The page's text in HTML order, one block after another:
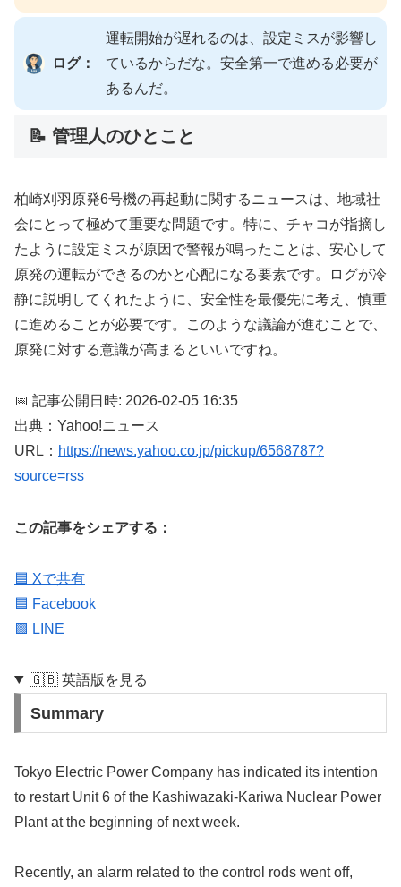
ログ：
運転開始が遅れるのは、設定ミスが影響し
ているからだな。安全第一で進める必要が
あるんだ。
📝 管理人のひとこと
柏崎刈羽原発6号機の再起動に関するニュースは、地域社
会にとって極めて重要な問題です。特に、チャコが指摘し
たように設定ミスが原因で警報が鳴ったことは、安心して
原発の運転ができるのかと心配になる要素です。ログが冷
静に説明してくれたように、安全性を最優先に考え、慎重
に進めることが必要です。このような議論が進むことで、
原発に対する意識が高まるといいですね。
📅 記事公開日時: 2026-02-05 16:35
出典：Yahoo!ニュース
URL： https://news.yahoo.co.jp/pickup/6568787?
source=rss
この記事をシェアする：
🟦 Xで共有
🟦 Facebook
🟩 LINE
🇬🇧 英語版を見る
Summary
Tokyo Electric Power Company has indicated its intention
to restart Unit 6 of the Kashiwazaki-Kariwa Nuclear Power
Plant at the beginning of next week.
Recently, an alarm related to the control rods went off,